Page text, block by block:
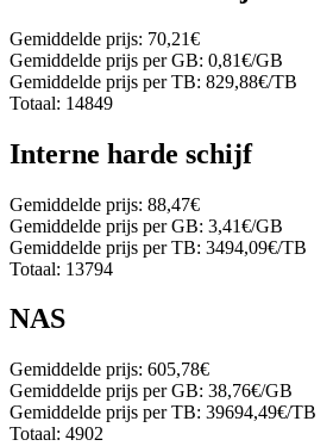
Gemiddelde prijs: 70,21€
Gemiddelde prijs per GB: 0,81€/GB
Gemiddelde prijs per TB: 829,88€/TB
Totaal: 14849
Interne harde schijf
Gemiddelde prijs: 88,47€
Gemiddelde prijs per GB: 3,41€/GB
Gemiddelde prijs per TB: 3494,09€/TB
Totaal: 13794
NAS
Gemiddelde prijs: 605,78€
Gemiddelde prijs per GB: 38,76€/GB
Gemiddelde prijs per TB: 39694,49€/TB
Totaal: 4902